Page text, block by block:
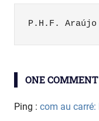
P.H.F.
palmiers
Patawa
ONE COMMENT
Ping : com au